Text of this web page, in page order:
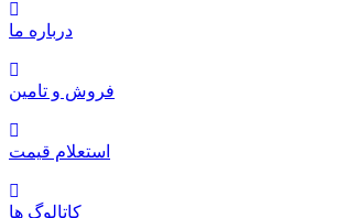
درباره ما
فروش و تامین
استعلام قیمت
کاتالوگ ها